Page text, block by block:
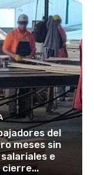
del
meses sin
e
cierre...